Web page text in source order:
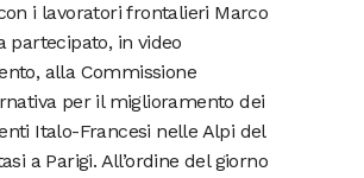
i lavoratori frontalieri Marco
partecipato, in video
alla Commissione
per il miglioramento dei
Italo-Francesi nelle Alpi del
a Parigi. All’ordine del giorno